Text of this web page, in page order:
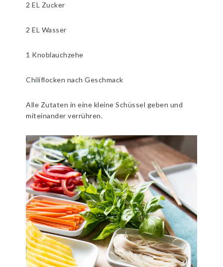
2 EL Zucker
2 EL Wasser
1 Knoblauchzehe
Chiliflocken nach Geschmack
Alle Zutaten in eine kleine Schüssel geben und
miteinander verrühren.